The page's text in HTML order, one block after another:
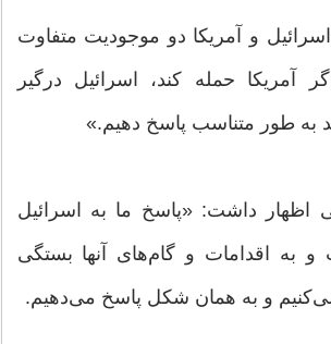
اسرائیل و آمریکا دو موجودیت متفاوت
آمریکا حمله کند، اسرائیل درگیر
به طور متناسب پاسخ دهیم.»
اظهار داشت: «پاسخ ما به اسرائیل
و به اقدامات و گام‌های آنها بستگی
می‌کنیم و به همان شکل پاسخ می‌دهیم.